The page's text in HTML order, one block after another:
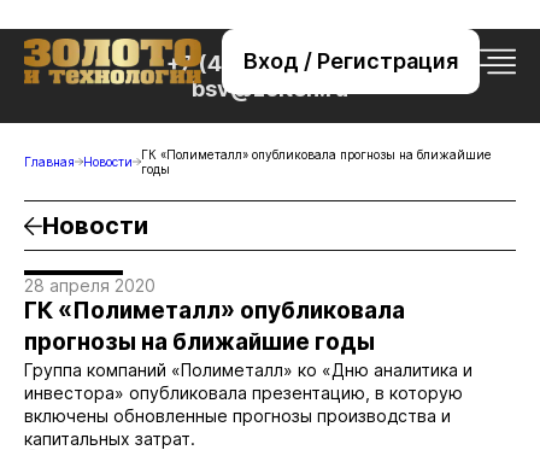
Вход / Регистрация
+7 (495) 221-76-32
bsv@zolteh.ru
Главная Новости
ГК «Полиметалл» опубликовала прогнозы на ближайшие
годы
Новости
28 апреля 2020
ГК «Полиметалл» опубликовала
прогнозы на ближайшие годы
Группа компаний «Полиметалл» ко «Дню аналитика и
инвестора» опубликовала презентацию, в которую
включены обновленные прогнозы производства и
капитальных затрат.